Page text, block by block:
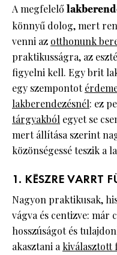
A megfelelő
könnyű dolog, mert
venni az otthonunk
praktikusságra, az
figyelni kell. Egy brit
egy szempontot
lakberendezésnél: ez
tárgyakból egyet se
mert állítása szerint
közönségessé teszik a
1. KÉSZRE VARRT
Nagyon praktikusak,
vágva és centizve: már
hosszúságot és
akasztani akiválasztott